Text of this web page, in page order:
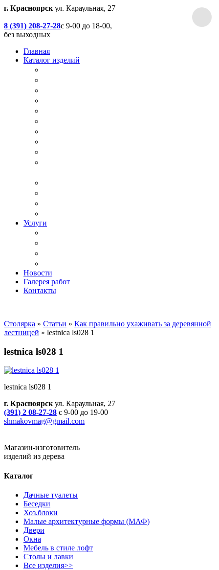
г. Красноярск ул. Караульная, 27
8 (391) 208-27-28с 9-00 до 18-00,
без выходных
Главная
Каталог изделий
Услуги
Новости
Галерея работ
Контакты
Столярка » Статьи » Как правильно ухаживать за деревянной
лестницей » lestnica ls028 1
lestnica ls028 1
lestnica ls028 1
г. Красноярскул. Караульная, 27
(391) 2 08-27-28 с 9-00 до 19-00
shmakovmag@gmail.com
Магазин-изготовитель
изделий из дерева
Каталог
Дачные туалеты
Беседки
Хоз.блоки
Малые архитектурные формы (МАФ)
Двери
Окна
Мебель в стиле лофт
Столы и лавки
Все изделия>>